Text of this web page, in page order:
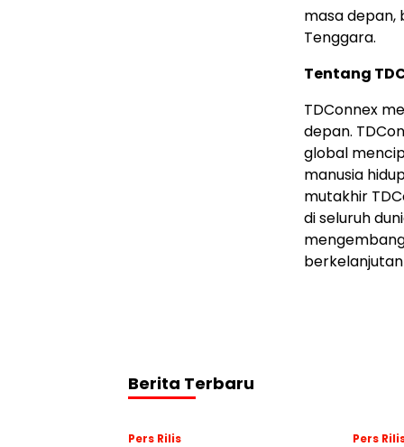
masa depan,
Tenggara.
Tentang
TDConnex
depan.
global
manusia
mutakhir
di seluruh
Berita Terbaru
Pers Rilis Pers